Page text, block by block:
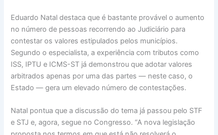
Eduardo Natal destaca que é bastante provável o aumento
no número de pessoas recorrendo ao Judiciário para
contestar os valores estipulados pelos municípios.
Segundo o especialista, a experiência com tributos como
ISS, IPTU e ICMS-ST já demonstrou que adotar valores
arbitrados apenas por uma das partes — neste caso, o
Estado — gera um elevado número de contestações.
Natal pontua que a discussão do tema já passou pelo STF
e STJ e, agora, segue no Congresso. “A nova legislação